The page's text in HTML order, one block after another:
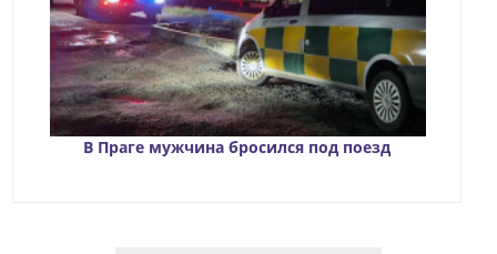
В Праге мужчина бросился под поезд